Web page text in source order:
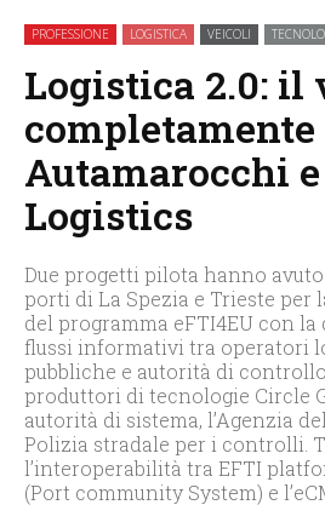
PROFESSIONE LOGISTICA VEICOLI
Logistica 2.0: il
Autamarocchi
Logistics
Due progetti pilota hanno
porti di La Spezia e Trieste per
del programma eFTI4EU con
flussi informativi tra operatori
pubbliche e autorità di
produttori di tecnologie Circle
autorità di sistema, l’Agenzia
Polizia stradale per i controlli.
l’interoperabilità tra EFTI
(Port community System) e